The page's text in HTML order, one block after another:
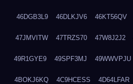
46DGB3L9 46DLKJV6 46KT56QV
47JMVITW 47TRZS70 47W8J2J2
49R1GYE9 49SPF3MJ 49WWVPJU
4BOKJ6KQ 4C9HCESS 4D64LFAR